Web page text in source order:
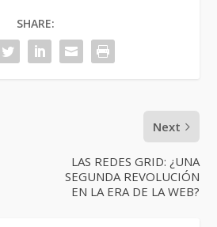
SHARE:
Next
LAS REDES GRID: ¿UNA
SEGUNDA REVOLUCIÓN
EN LA ERA DE LA WEB?